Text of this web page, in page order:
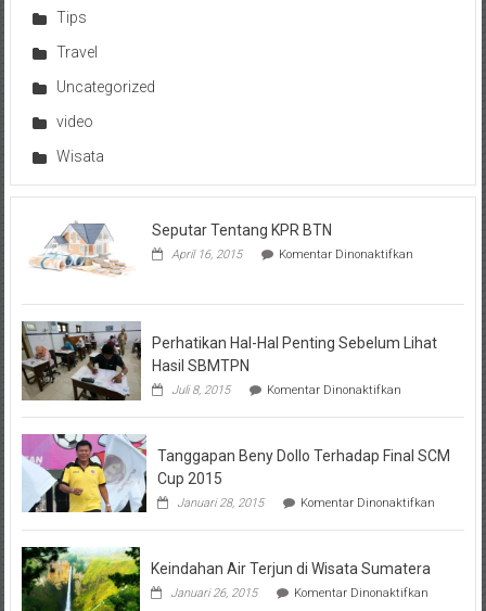
Tips
Travel
Uncategorized
video
Wisata
Seputar Tentang KPR BTN
April 16, 2015 Komentar Dinonaktifkanpada
KPR
Perhatikan Hal-Hal Penting Sebelum Lihat
Hasil SBMTPN
Juli 8, 2015 Komentar Dinonaktifkanpada
Hal-
Penting
Hasil
Tanggapan Beny Dollo Terhadap Final SCM
Cup 2015
Januari 28, 2015 Komentar Dinonaktifkanpada
Beny
Keindahan Air Terjun di Wisata Sumatera
Januari 26, 2015 Komentar Dinonaktifkanpada